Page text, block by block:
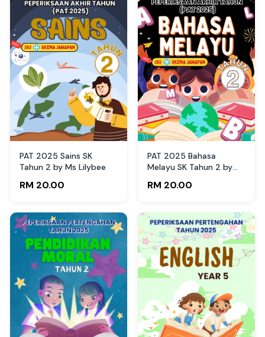
PAT 2025 Sains SK
Tahun 2 by Ms Lilybee
RM 20.00
PAT 2025 Bahasa
Melayu SK Tahun 2 by
RM 20.00